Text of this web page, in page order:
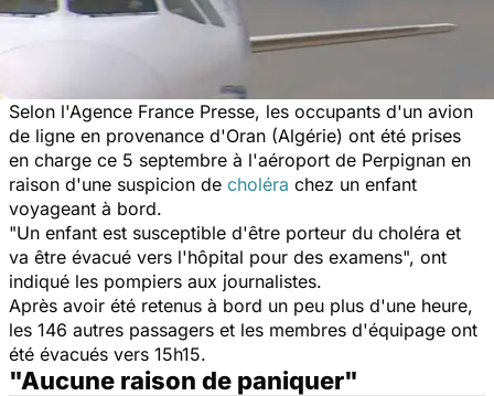
Selon l'Agence France Presse, les occupants d'un avion
de ligne en provenance d'Oran (Algérie) ont été prises
en charge ce 5 septembre à l'aéroport de Perpignan en
raison d'une suspicion de choléra chez un enfant
voyageant à bord.
"Un enfant est susceptible d'être porteur du choléra et
va être évacué vers l'hôpital pour des examens", ont
indiqué les pompiers aux journalistes.
Après avoir été retenus à bord un peu plus d'une heure,
les 146 autres passagers et les membres d'équipage ont
été évacués vers 15h15.
"Aucune raison de paniquer"